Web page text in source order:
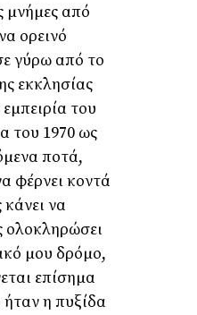
µνήµες από
ορεινό
γύρω από το
εκκλησίας
του
του 1970 ως
ποτά,
φέρνει κοντά
να
ολοκληρώσει
µου δρόµο,
επίσηµα
η πυξίδα